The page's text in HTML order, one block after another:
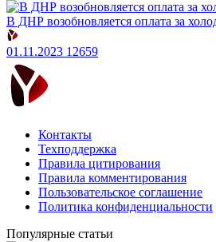
В ДНР возобновляется оплата за
01.11.2023 12659
Контакты
Техподдержка
Правила цитирования
Правила комментирования
Пользовательское соглашение
Политика конфиденциальности
Популярные статьи